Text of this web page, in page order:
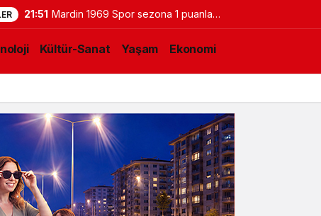
21:51 Mardin 1969 Spor sezona 1 puanla
başladı: 0-0
Kültür-Sanat Yaşam Ekonomi